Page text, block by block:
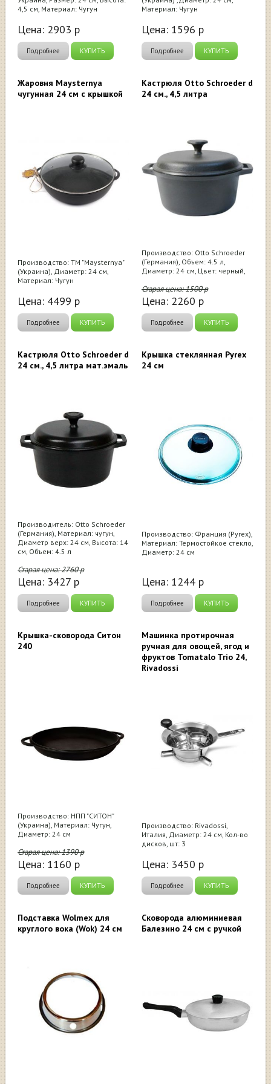
4,5 см, Материал: Чугун
Цена: 2903 р
Подробнее КУПИТЬ
Материал: Чугун
Цена: 1596 р
Подробнее КУПИТЬ
Жаровня Maysternya
чугунная 24 см с крышкой
Производство: ТМ "Maysternya"
(Украина), Диаметр: 24 см,
Материал: Чугун
Цена: 4499 р
Подробнее КУПИТЬ
Кастрюля Otto Schroeder d
24 см., 4,5 литра
Производство: Otto Schroeder
(Германия), Объем: 4.5 л,
Диаметр: 24 см, Цвет: черный,
Старая цена:1500р
Цена: 2260 р
Подробнее КУПИТЬ
Кастрюля Otto Schroeder d
24 см., 4,5 литра мат.эмаль
Производитель: Otto Schroeder
(Германия), Материал: чугун,
Диаметр верх: 24 см, Высота: 14
см, Объем: 4.5 л
Старая цена:2760р
Цена: 3427 р
Подробнее КУПИТЬ
Крышка стеклянная Pyrex
24 см
Производство: Франция (Pyrex),
Материал: Термостойкое стекло,
Диаметр: 24 см
Цена: 1244 р
Подробнее КУПИТЬ
Крышка-сковорода Ситон
240
Производство: НПП "СИТОН"
(Украина), Материал: Чугун,
Диаметр: 24 см
Старая цена:1390р
Цена: 1160 р
Подробнее КУПИТЬ
Машинка протирочная
ручная для овощей, ягод и
фруктов Tomatalo Trio 24,
Rivadossi
Производство: Rivadossi,
Италия, Диаметр: 24 см, Кол-во
дисков, шт: 3
Цена: 3450 р
Подробнее КУПИТЬ
Подставка Wolmex для
круглого вока (Wok) 24 см
Сковорода алюминиевая
Балезино 24 см с ручкой